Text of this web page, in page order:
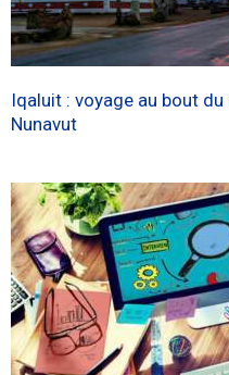
Iqaluit : voyage au bout
Nunavut